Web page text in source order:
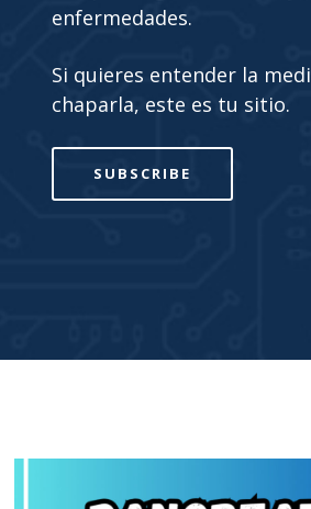
enfermedades.
Si quieres entender la
chaparla, este es tu sitio.
SUBSCRIBE